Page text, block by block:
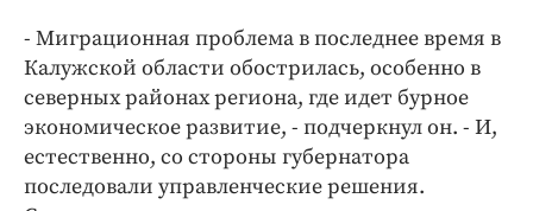
- Миграционная проблема в последнее время в
Калужской области обострилась, особенно в
северных районах региона, где идет бурное
экономическое развитие, - подчеркнул он. - И,
естественно, со стороны губернатора
последовали управленческие решения.